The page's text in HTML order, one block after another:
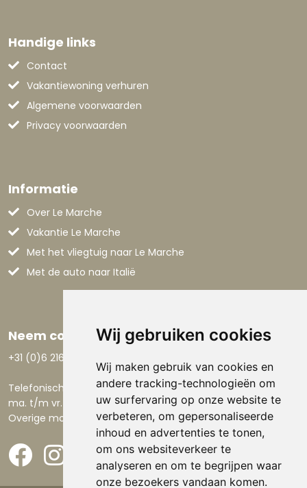
Wij gebruiken cookies
Wij maken gebruik van cookies en
andere tracking-technologieën om
uw surfervaring op onze website te
verbeteren, om gepersonaliseerde
inhoud en advertenties te tonen,
om ons websiteverkeer te
analyseren en om te begrijpen waar
onze bezoekers vandaan komen.
Handige links
Contact
Vakantiewoning verhuren
Algemene voorwaarden
Privacy voorwaarden
Informatie
Over Le Marche
Vakantie Le Marche
Met het vliegtuig naar Le Marche
Met de auto naar Italië
Neem contact op
+31 (0)6 21668801
Telefonisch bereikbaar:
ma. t/m vr. 9.00-17.30 uur.
Overige momenten via email.